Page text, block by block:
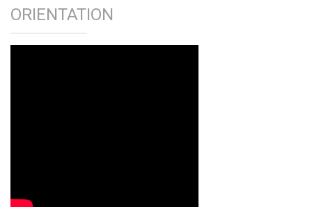
ORIENTATION